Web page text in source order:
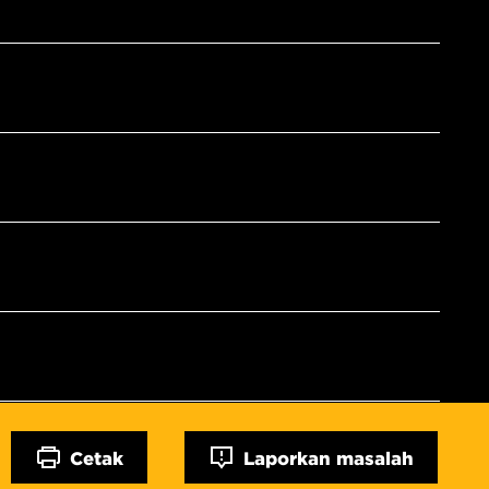
Cetak Laporkan masalah